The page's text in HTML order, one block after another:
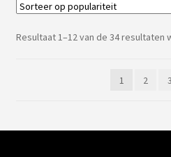
Resultaat 1–12 van de 34 resultaten
1
2 3